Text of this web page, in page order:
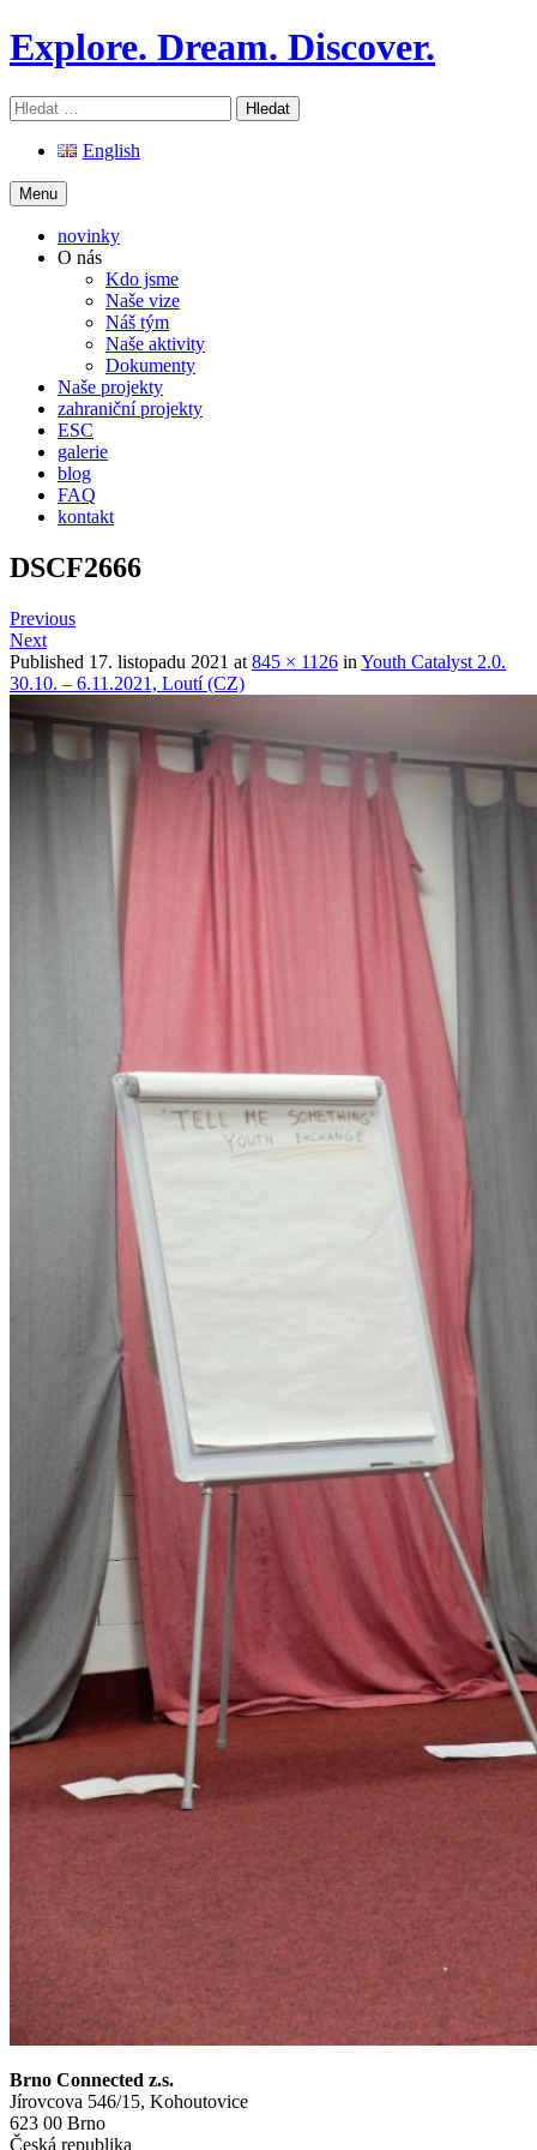
Skip
to
Explore. Dream. Discover.
Vyhledávání
English
Menu
novinky
O nás
Kdo jsme
Naše vize
Náš tým
Naše aktivity
Dokumenty
Naše projekty
zahraniční projekty
ESC
galerie
blog
FAQ
kontakt
DSCF2666
Previous
Next
Published 17. listopadu 2021 at 845 × 1126 in Youth Catalyst 2.0.
30.10. – 6.11.2021, Loutí (CZ)
Brno Connected z.s.
Jírovcova 546/15, Kohoutovice
623 00 Brno
Česká republika